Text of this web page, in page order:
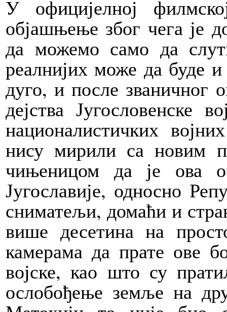
У официјелној
објашњење због чега је
да можемо само да
реалнијих може да буде
дуго, и после званичног
дејства Југословенске
националистичких
нису мирили са новим
чињеницом да је ова
Југославије, односно
сниматељи, домаћи и
више десетина на
камерама да прате ове
војске, као што су
ослобођење земље на